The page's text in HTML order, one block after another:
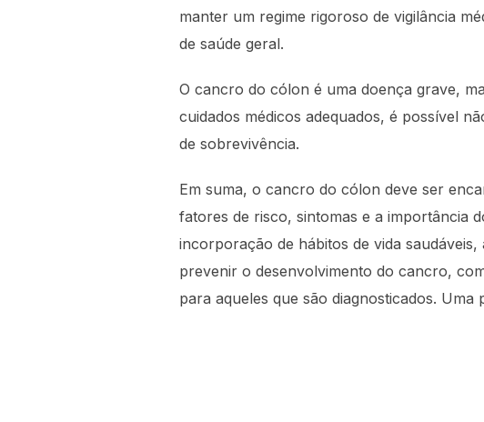
manter um regime rigoroso de vigilância
de saúde geral.
O cancro do cólon é uma doença grave,
cuidados médicos adequados, é possível
de sobrevivência.
Em suma, o cancro do cólon deve ser
fatores de risco, sintomas e a importância
incorporação de hábitos de vida
prevenir o desenvolvimento do cancro,
para aqueles que são diagnosticados.